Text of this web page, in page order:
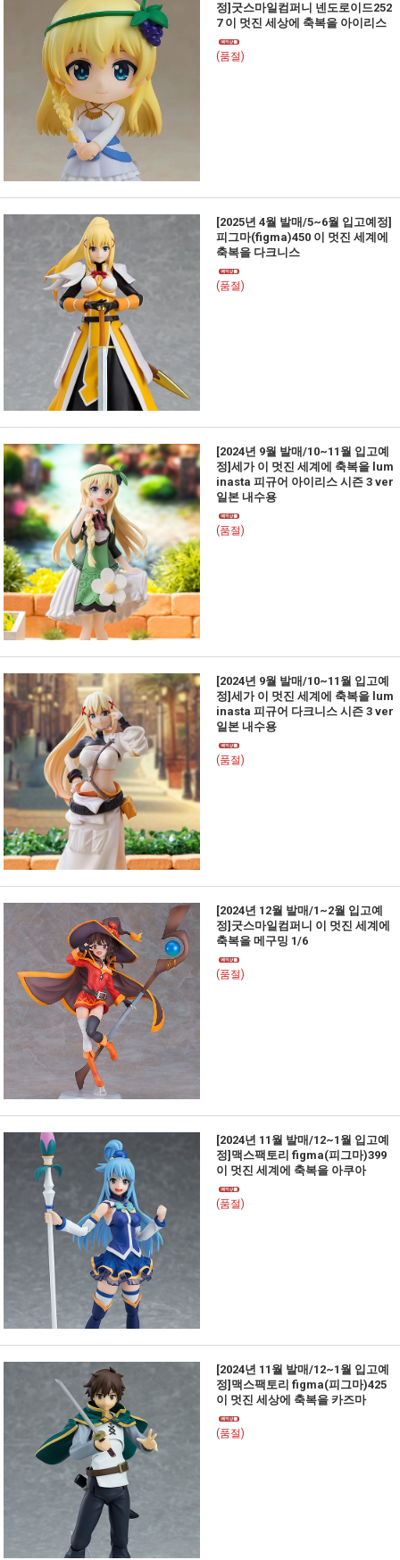
정]굿스마일컴퍼니 넨도로이드252
7 이 멋진 세상에 축복을 아이리스
(품절)
[2025년 4월 발매/5~6월 입고예정]
피그마(figma)450 이 멋진 세계에
축복을 다크니스
(품절)
[2024년 9월 발매/10~11월 입고예
정]세가 이 멋진 세계에 축복을 lum
inasta 피규어 아이리스 시즌 3 ver
일본 내수용
(품절)
[2024년 9월 발매/10~11월 입고예
정]세가 이 멋진 세계에 축복을 lum
inasta 피규어 다크니스 시즌 3 ver
일본 내수용
(품절)
[2024년 12월 발매/1~2월 입고예
정]굿스마일컴퍼니 이 멋진 세계에
축복을 메구밍 1/6
(품절)
[2024년 11월 발매/12~1월 입고예
정]맥스팩토리 figma(피그마)399
이 멋진 세계에 축복을 아쿠아
(품절)
[2024년 11월 발매/12~1월 입고예
정]맥스팩토리 figma(피그마)425
이 멋진 세상에 축복을 카즈마
(품절)